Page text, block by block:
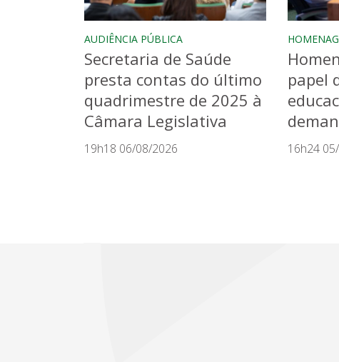
AUDIÊNCIA PÚBLICA
Secretaria de Saúde
presta contas do último
quadrimestre de 2025 à
Câmara Legislativa
19h18 06/08/2026
papel
16h24